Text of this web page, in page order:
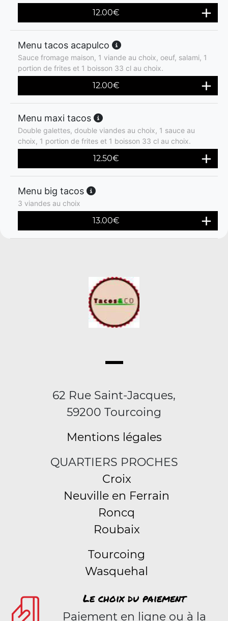
12.00€
Menu tacos acapulco
Sauce fromage maison, 1 viande au choix, oeuf, salami, 1
portion de frites et 1 boisson 33 cl au choix.
12.00€
Menu maxi tacos
Double galettes, double viandes au choix, 1 sauce au
choix, 1 portion de frites et 1 boisson 33 cl au choix.
12.50€
Menu big tacos
3 viandes au choix
13.00€
62 Rue Saint-Jacques,
59200 Tourcoing
Mentions légales
QUARTIERS PROCHES
Croix
Neuville en Ferrain
Roncq
Roubaix
Tourcoing
Wasquehal
Le choix du paiement
Paiement en ligne ou à la